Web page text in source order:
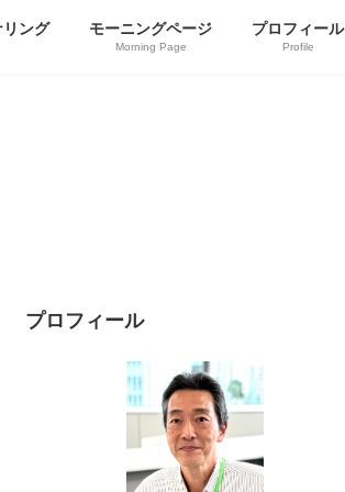
ング モーニングページ
Morning Page
プロフィール
Profile
プロフィール